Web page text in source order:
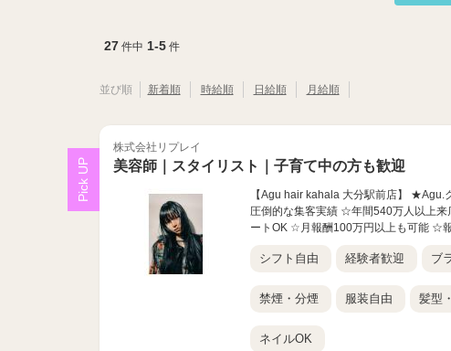
27 件中 1-5件
並び順 新着順 時給順 日給順 月給順
株式会社リプレイ
美容師｜スタイリスト｜子育て中の方も歓迎
【Agu hair kahala 大分駅前店】
圧倒的な集客実績 ☆年間540万人以上
ートOK ☆月報酬100万円以上も可能 ☆
シフト自由 経験者歓迎 ブ
禁煙・分煙 服装自由 髪型
ネイルOK